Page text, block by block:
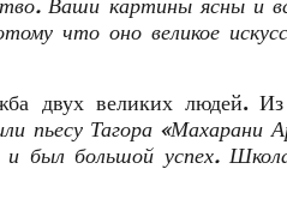
Ваши картины ясны и
что оно великое
двух великих людей.
пьесу Тагора
и был большой успех.